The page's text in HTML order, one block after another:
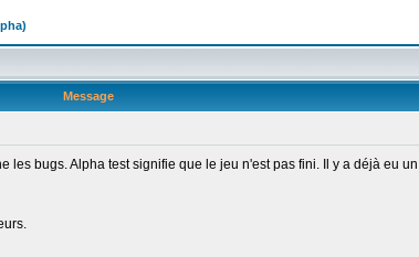
Message
bugs. Alpha test signifie que le jeu n'est pas fini. Il y a déjà eu